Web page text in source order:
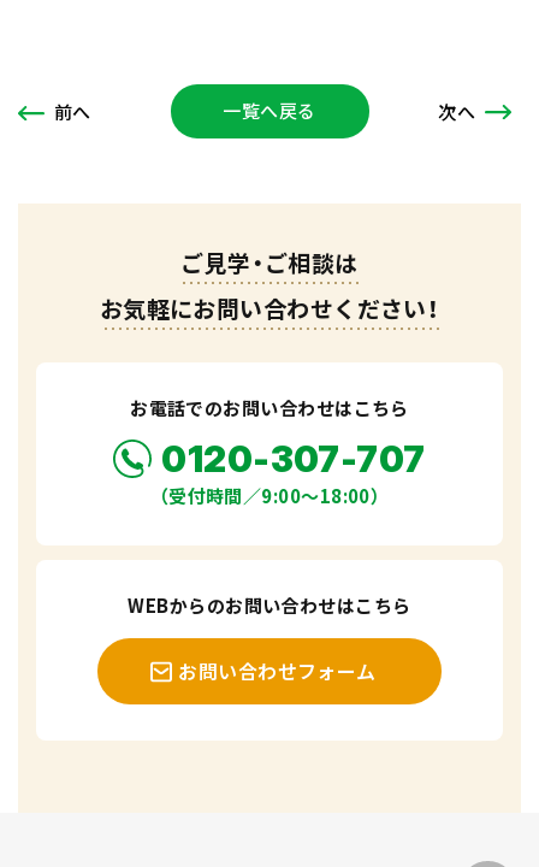
前へ 一覧へ戻る 次へ
ご見学・ご相談は
お気軽にお問い合わせください！
お電話でのお問い合わせはこちら
0120-307-707
（受付時間／9:00〜18:00）
WEBからのお問い合わせはこちら
お問い合わせフォーム